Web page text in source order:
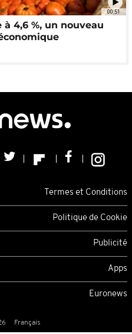
00:51
4,6 %, un nouveau
Termes et Conditions
Politique de Cookie
Publicité
Apps
Euronews